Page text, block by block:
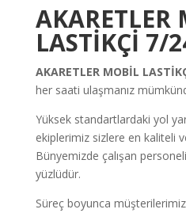
AKARETLER
LASTİKÇİ 7/
AKARETLER MOBİL
her saati ulaşmanız
Yüksek standartlardaki yol
ekiplerimiz sizlere en kaliteli
Bünyemizde çalışan
yüzlüdür.
Süreç boyunca